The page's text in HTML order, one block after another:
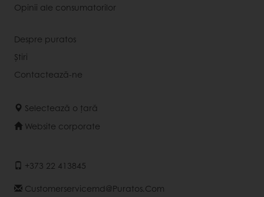
Opinii ale consumatorilor
Despre puratos
Știri
Contactează-ne
Selectează o țară
Website corporate
+373 22 413845
Customerservicemd@puratos.com